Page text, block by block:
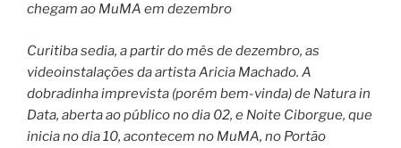
chegam ao MuMA em dezembro
Curitiba sedia, a partir do mês de dezembro, as
videoinstalações da artista Aricia Machado. A
dobradinha imprevista (porém bem-vinda) de Natura in
Data, aberta ao público no dia 02, e Noite Ciborgue, que
inicia no dia 10, acontecem no MuMA, no Portão